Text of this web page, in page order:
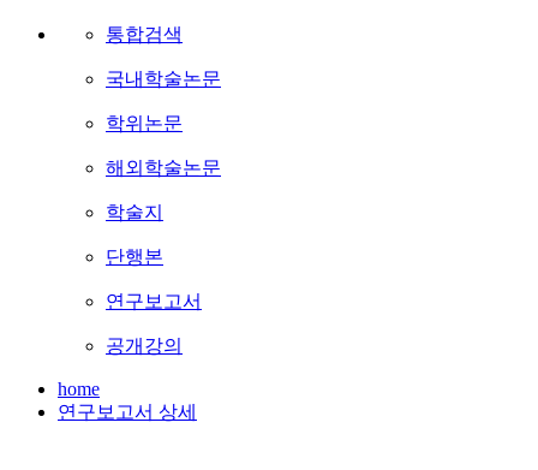
통합검색
국내학술논문
학위논문
해외학술논문
학술지
단행본
연구보고서
공개강의
home
연구보고서 상세